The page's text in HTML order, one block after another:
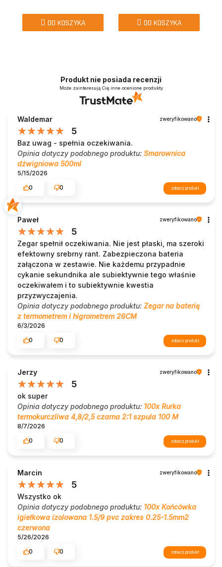
DO KOSZYKA DO KOSZYKA
Produkt nie posiada recenzji
Może zainteresują Cię inne ocenione produkty
Waldemar zweryfikowano
5
Baz uwag - spełnia oczekiwania.
Opinia dotyczy podobnego produktu: Smarownica
dźwigniowa 500ml
5/15/2026
0
0 zobacz produkt
Paweł zweryfikowano
5
Zegar spełnił oczekiwania. Nie jest płaski, ma szeroki
efektowny srebrny rant. Zabezpieczona bateria
załączona w zestawie. Nie każdemu przypadnie
cykanie sekundnika ale subiektywnie tego właśnie
oczekiwałem i to subiektywnie kwestia
przyzwyczajenia.
Opinia dotyczy podobnego produktu: Zegar na baterię
z termometrem i higrometrem 26CM
6/3/2026
0
0 zobacz produkt
Jerzy zweryfikowano
5
ok super
Opinia dotyczy podobnego produktu: 100x Rurka
termokurczliwa 4,8/2,5 czarna 2:1 szpula 100 M
8/7/2026
0
0 zobacz produkt
Marcin zweryfikowano
5
Wszystko ok
Opinia dotyczy podobnego produktu: 100x Końcówka
igiełkowa izolowana 1.5/9 pvc zakres 0.25-1.5mm2
czerwona
5/26/2026
0
0 zobacz produkt